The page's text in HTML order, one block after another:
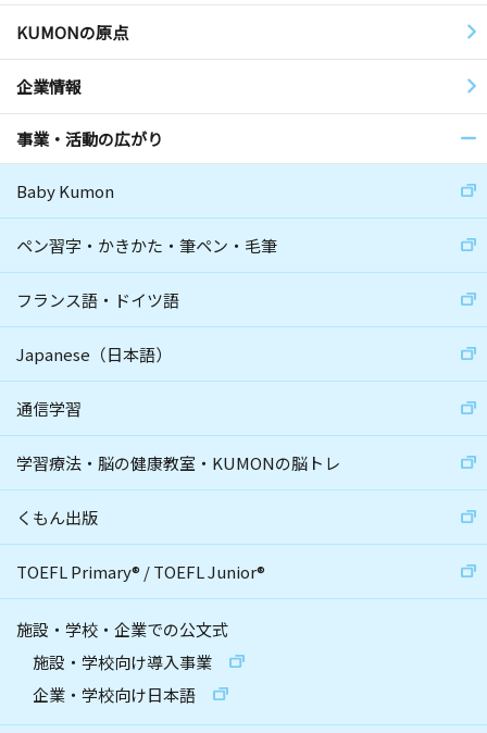
KUMONの原点
企業情報
事業・活動の広がり
Baby Kumon
ペン習字・かきかた・筆ペン・毛筆
フランス語・ドイツ語
Japanese（日本語）
通信学習
学習療法・脳の健康教室・KUMONの脳トレ
くもん出版
TOEFL Primary® /TOEFL Junior®
施設・学校・企業での公文式
施設・学校向け導入事業
企業・学校向け日本語